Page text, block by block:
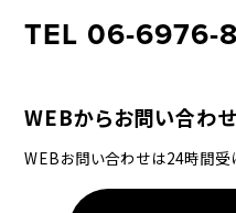
TEL 06-6976-
WEBからお問い合わせ
WEBお問い合わせは24時間受